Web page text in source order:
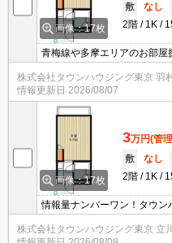
画像：17枚
敷
なし
2階
1K
青梅線や多摩エリアのお部屋
せを！ご来店時無料駐車場ご
株式会社タウンハウジング東京 羽
情報更新日 2026/08/07
画像：17枚
3万円(管
敷
なし
2階
1K
情報量ナンバーワン！タウン
株式会社タウンハウジング東京 立